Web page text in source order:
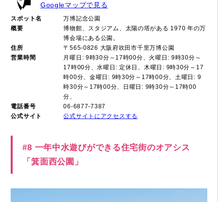
Googleマップで見る
スポット名
万博記念公園
概要
博物館、スタジアム、太陽の塔がある 1970 年の万
博会場にある公園。
住所
〒565-0826 大阪府吹田市千里万博公園
営業時間
月曜日: 9時30分～17時00分、火曜日: 9時30分～
17時00分、水曜日: 定休日、木曜日: 9時30分～17
時00分、金曜日: 9時30分～17時00分、土曜日: 9
時30分～17時00分、日曜日: 9時30分～17時00
分、
電話番号
06-6877-7387
公式サイト
公式サイトにアクセスする
#8 一年中水遊びができる住宅街のオアシス
「箕面西公園」